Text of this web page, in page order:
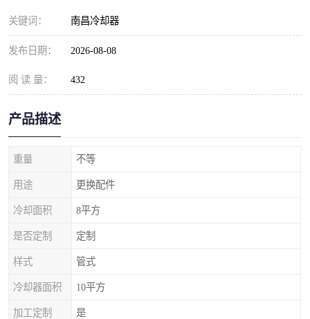
关键词： 南昌冷却器
发布日期： 2026-08-08
阅 读 量： 432
产品描述
重量 不等
用途 更换配件
冷却面积 8平方
是否定制 定制
样式 管式
冷却器面积 10平方
加工定制 是